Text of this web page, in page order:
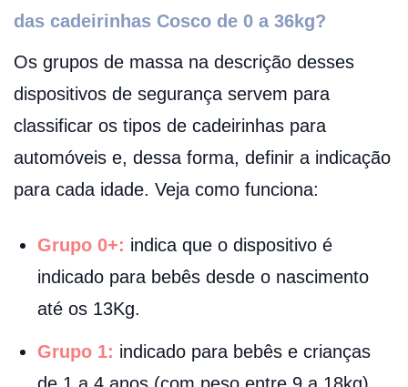
das cadeirinhas Cosco de 0 a 36kg?
Os grupos de massa na descrição desses
dispositivos de segurança servem para
classificar os tipos de cadeirinhas para
automóveis e, dessa forma, definir a indicação
para cada idade. Veja como funciona:
Grupo 0+: indica que o dispositivo é
indicado para bebês desde o nascimento
até os 13Kg.
Grupo 1: indicado para bebês e crianças